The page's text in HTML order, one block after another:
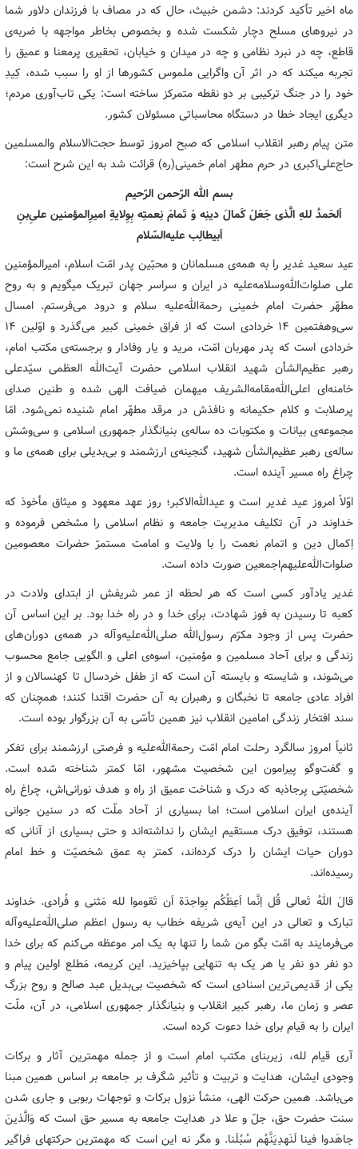
ماه اخیر تأکید کردند: دشمن خبیث، حال که در مصاف با فرزندان دلاور شما
در نیروهای مسلح دچار شکست شده و بخصوص بخاطر مواجهه با ضربه‌ی
قاطع، چه در نبرد نظامی و چه در میدان و خیابان، تحقیری پرمعنا و عمیق را
تجربه میکند که در اثر آن واگرایی ملموس کشورها از او را سبب شده، کِیدِ
خود را در جنگ ترکیبی بر دو نقطه متمرکز ساخته است: یکی تاب‌آوری مردم؛
دیگری ایجاد خطا در دستگاه محاسباتی مسئولان کشور.
متن پیام رهبر انقلاب اسلامی که صبح امروز توسط حجت‌الاسلام والمسلمین
حاج‌علی‌اکبری در حرم مطهر امام خمینی(ره) قرائت شد به این شرح است:
بسم الله الرّحمن الرّحیم
اَلحَمدُ للهِ الَّذی جَعَلَ کَمالَ دینِه وَ تَمامَ نِعمتِه بِوِلایةِ امیرِالمؤمنین علیِ‌بنِ
اَبیطالِب علیه‌السّلام
عید سعید غدیر را به همه‌ی مسلمانان و محبّین پدر امّت اسلام، امیرالمؤمنین
علی صلوات‌الله‌وسلامه‌علیه در ایران و سراسر جهان تبریک میگویم و به روح
مطهّر حضرت امام خمینی رحمة‌الله‌علیه سلام و درود می‌فرستم. امسال
سی‌وهفتمین ۱۴ خردادی است که از فراق خمینی کبیر می‌گذرد و اوّلین ۱۴
خردادی است که پدر مهربان امّت، مرید و یار وفادار و برجسته‌ی مکتب امام،
رهبر عظیم‌الشأن شهید انقلاب اسلامی حضرت آیت‌الله العظمی سیّدعلی
خامنه‌ای اعلی‌الله‌مقامه‌الشریف میهمان ضیافت الهی شده و طنین صدای
پرصلابت و کلام حکیمانه و نافذش در مرقد مطهّر امام شنیده نمی‌شود. امّا
مجموعه‌ی بیانات و مکتوبات ده‌ ساله‌ی بنیانگذار جمهوری اسلامی و سی‌وشش‌
ساله‌ی رهبر عظیم‌الشأن شهید، گنجینه‌ی ارزشمند و بی‌بدیلی برای همه‌ی ما و
چراغ راه مسیر آینده است.
اوّلاً امروز عید غدیر است و عیدالله‌الاکبر؛ روز عهد معهود و میثاق مأخوذ که
خداوند در آن تکلیف مدیریت جامعه و نظام اسلامی را مشخص فرموده و
اِکمال دین و اتمام نعمت را با ولایت و امامت مستمرّ حضرات معصومین
صلوات‌الله‌علیهم‌اجمعین صورت داده است.
غدیر یادآور کسی است که هر لحظه از عمر شریفش از ابتدای ولادت در
کعبه تا رسیدن به فوز شهادت، برای خدا و در راه خدا بود. بر این اساس آن
حضرت پس از وجود مکرّم رسول‌الله صلی‌الله‌علیه‌وآله در همه‌ی دوران‌های
زندگی و برای آحاد مسلمین و مؤمنین، اسوه‌ی اعلی و الگویی جامع محسوب
می‌شوند، و شایسته و بایسته آن است که از طفل خردسال تا کهنسالان و از
افراد عادی جامعه تا نخبگان و رهبران به آن حضرت اقتدا کنند؛ همچنان که
سند افتخار زندگی امامین انقلاب نیز همین تأسّی به آن بزرگوار بوده است.
ثانیاً امروز سالگرد رحلت امام امّت رحمة‌الله‌علیه و فرصتی ارزشمند برای تفکر
و گفت‌وگو پیرامون این شخصیت مشهور، امّا کمتر شناخته شده است.
شخصیّتی پرجاذبه که درک و شناخت عمیق از راه و هدف نورانی‌اش، چراغ راه
آینده‌ی ایران اسلامی است؛ اما بسیاری از آحاد ملّت که در سنین جوانی
هستند، توفیق درک مستقیم ایشان را نداشته‌اند و حتی بسیاری از آنانی که
دوران حیات ایشان را درک کرده‌اند، کمتر به عمق شخصیّت و خط امام
رسیده‌اند.
قالَ اللهُ تَعالی قُل اِنَّما اَعِظُکُم بِواحِدَة‌ اَن تَقوموا لله مَثنی و فُرادی. خداوند
تبارک و تعالی در این آیه‌ی شریفه خطاب به رسول‌ اعظم‌ صلی‌الله‌علیه‌وآله
می‌فرمایند به امّت بگو من شما را تنها به یک امر موعظه می‌کنم که برای خدا
دو نفر دو نفر یا هر یک به تنهایی بپاخیزید. این کریمه، مَطلع اولین پیام و
یکی از قدیمی‌ترین اسنادی است که شخصیت بی‌بدیل عبد صالح و روح بزرگ
عصر و زمان ما، رهبر کبیر انقلاب و بنیانگذار جمهوری اسلامی، در آن، ملّت
ایران را به قیام برای خدا دعوت کرده است.
آری قیام لله، زیربنای مکتب امام است و از جمله مهمترین آثار و برکات
وجودی ایشان، هدایت و تربیت و تأثیر شگرف بر جامعه بر اساس همین مبنا
می‌باشد. همین حرکت الهی، منشأ نزول برکات و توجهات ربوبی و جاری شدن
سنت حضرت حق، جل‌ّ و علا در هدایت جامعه به مسیر حق است که وَالَّذینَ
جاهَدوا فینا لَنَهدِیَنَّهُم سُبُلَنا. و مگر نه این است که مهمترین حرکتهای فراگیر